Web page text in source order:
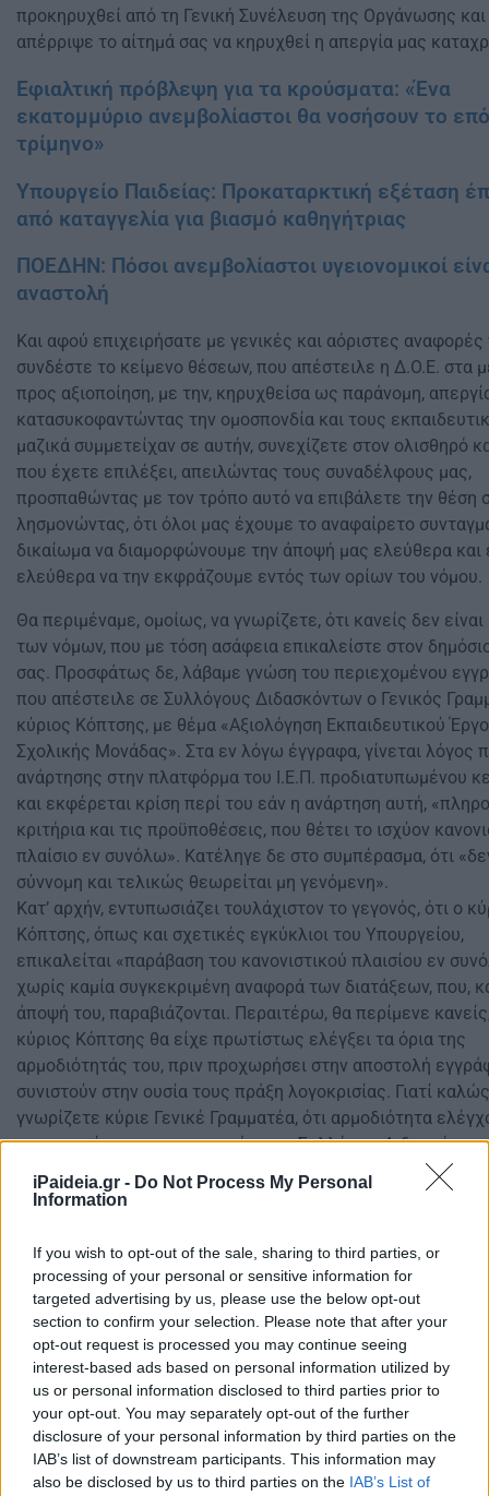
iPaideia.gr - Do Not Process My Personal
Information
If you wish to opt-out of the sale, sharing to third parties, or
processing of your personal or sensitive information for
targeted advertising by us, please use the below opt-out
section to confirm your selection. Please note that after your
opt-out request is processed you may continue seeing
interest-based ads based on personal information utilized by
us or personal information disclosed to third parties prior to
your opt-out. You may separately opt-out of the further
disclosure of your personal information by third parties on the
IAB’s list of downstream participants. This information may
also be disclosed by us to third parties on the IAB’s List of
προκηρυχθεί από τη Γενική Συνέλευση της Οργάνωσης και
απέρριψε το αίτημά σας να κηρυχθεί η απεργία μας
Εφιαλτική πρόβλεψη για τα κρούσματα: «Ένα
εκατομμύριο ανεμβολίαστοι θα νοσήσουν το
τρίμηνο»
Υπουργείο Παιδείας: Προκαταρκτική εξέταση
από καταγγελία για βιασμό καθηγήτριας
ΠΟΕΔΗΝ: Πόσοι ανεμβολίαστοι υγειονομικοί
αναστολή
Και αφού επιχειρήσατε με γενικές και αόριστες αναφορές
συνδέστε το κείμενο θέσεων, που απέστειλε η Δ.Ο.Ε. στα
προς αξιοποίηση, με την, κηρυχθείσα ως παράνομη,
κατασυκοφαντώντας την ομοσπονδία και τους
μαζικά συμμετείχαν σε αυτήν, συνεχίζετε στον ολισθηρό
που έχετε επιλέξει, απειλώντας τους συναδέλφους μας,
προσπαθώντας με τον τρόπο αυτό να επιβάλετε την θέση
λησμονώντας, ότι όλοι μας έχουμε το αναφαίρετο
δικαίωμα να διαμορφώνουμε την άποψή μας ελεύθερα και
ελεύθερα να την εκφράζουμε εντός των ορίων του νόμου.
Θα περιμέναμε, ομοίως, να γνωρίζετε, ότι κανείς δεν
των νόμων, που με τόση ασάφεια επικαλείστε στον
σας. Προσφάτως δε, λάβαμε γνώση του περιεχομένου
που απέστειλε σε Συλλόγους Διδασκόντων ο Γενικός
κύριος Κόπτσης, με θέμα «Αξιολόγηση Εκπαιδευτικού
Σχολικής Μονάδας». Στα εν λόγω έγγραφα, γίνεται λόγος
ανάρτησης στην πλατφόρμα του Ι.Ε.Π. προδιατυπωμένου
και εκφέρεται κρίση περί του εάν η ανάρτηση αυτή,
κριτήρια και τις προϋποθέσεις, που θέτει το ισχύον
πλαίσιο εν συνόλω». Κατέληγε δε στο συμπέρασμα, ότι
σύννομη και τελικώς θεωρείται μη γενόμενη».
Κατ’ αρχήν, εντυπωσιάζει τουλάχιστον το γεγονός, ότι ο
Κόπτσης, όπως και σχετικές εγκύκλιοι του Υπουργείου,
επικαλείται «παράβαση του κανονιστικού πλαισίου εν
χωρίς καμία συγκεκριμένη αναφορά των διατάξεων, που,
άποψή του, παραβιάζονται. Περαιτέρω, θα περίμενε
κύριος Κόπτσης θα είχε πρωτίστως ελέγξει τα όρια της
αρμοδιότητάς του, πριν προχωρήσει στην αποστολή
συνιστούν στην ουσία τους πράξη λογοκρισίας. Γιατί καλώς
γνωρίζετε κύριε Γενικέ Γραμματέα, ότι αρμοδιότητα
περιεχομένου των πρακτικών των Συλλόγων
απονέμεται ούτε από τις οργανικές διατάξεις του
από τις διατάξεις των άρθρων 33 επ. του ν. 4692/2020.
νόμο και τούτο πέρα από αντιδημοκρατικό είναι και
κολάσιμο.
Και επειδή, δυστυχώς κανένα μέτρο, δεν διαθέτετε πλέον
δημόσιο λόγο σας, σε βίντεο, που αναρτήθηκε στο
καταγράφεται η δημόσια τοποθέτησή σας, σε συνάντηση
εκπαίδευσης στις 1-11-2021, στην οποία εμμένετε στη
άποψη, ότι το Εφετείο έκρινε τη νομιμότητα της
κατηγορείτε την Δ.Ο.Ε. ότι, δήθεν, παρανόμως ενεργεί και,
επιχειρείτε να παρουσιάσετε για μία ακόμα φορά την
κειμένου θέσεων και τη χρήση αυτού από τους Συλλόγους